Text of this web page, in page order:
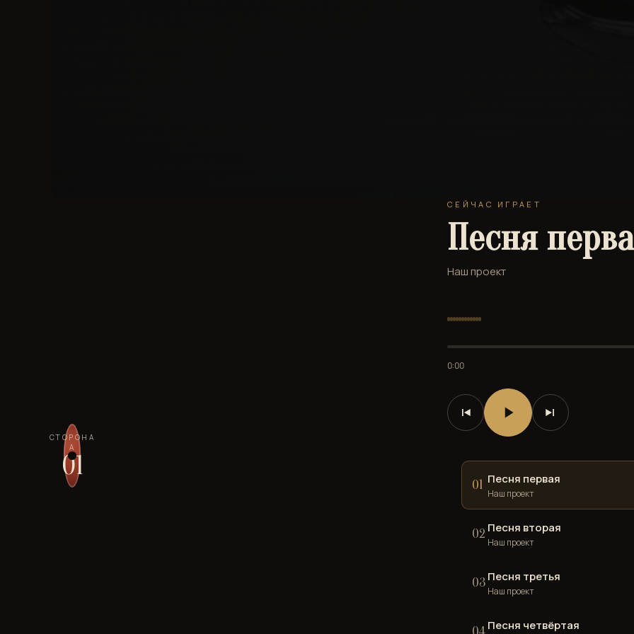
СТОРОНА
А
01
СЕЙЧАС ИГРАЕТ
Песня
Наш проект
0:00
01 Песня первая
Наш проект
02 Песня вторая
Наш проект
03Песня третья
Наш проект
Песня четвёртая